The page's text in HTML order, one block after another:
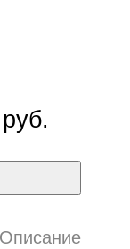
Описание